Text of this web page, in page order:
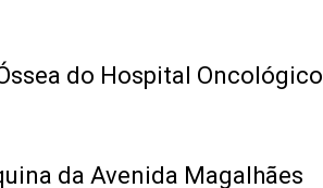
do Hospital Oncológico
da Avenida Magalhães